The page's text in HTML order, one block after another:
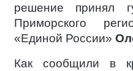
решение принял
Приморского
«Единой России»
Как сообщили в